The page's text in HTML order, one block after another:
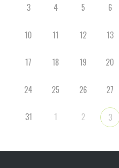
3 4 5 6
10 11 12 13
17 18 19 20
24 25 26 27
31 1 2 3